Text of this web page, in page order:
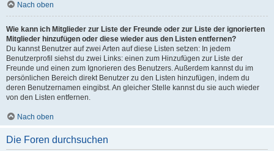
Nach oben
Wie kann ich Mitglieder zur Liste der Freunde oder zur Liste der ignorierten
Mitglieder hinzufügen oder diese wieder aus den Listen entfernen?
Du kannst Benutzer auf zwei Arten auf diese Listen setzen: In jedem
Benutzerprofil siehst du zwei Links: einen zum Hinzufügen zur Liste der
Freunde und einen zum Ignorieren des Benutzers. Außerdem kannst du im
persönlichen Bereich direkt Benutzer zu den Listen hinzufügen, indem du
deren Benutzernamen eingibst. An gleicher Stelle kannst du sie auch wieder
von den Listen entfernen.
Nach oben
Die Foren durchsuchen